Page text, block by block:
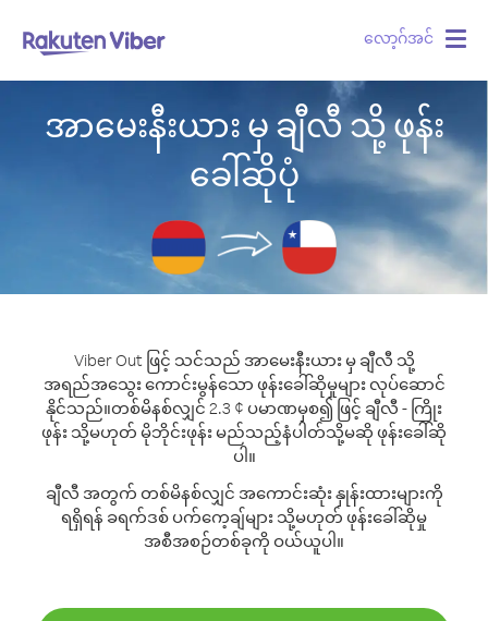
လော့ဂ်အင်
အာမေးနီးယား မှ ချီလီ သို့ ဖုန်း
ခေါ်ဆိုပုံ
Viber Out ဖြင့် သင်သည် အာမေးနီးယား မှ ချီလီ သို့
အရည်အသွေး ကောင်းမွန်သော ဖုန်းခေါ်ဆိုမှုများ လုပ်ဆောင်
နိုင်သည်။တစ်မိနစ်လျှင် 2.3 ¢ ပမာဏမှစ၍ ဖြင့် ချီလီ - ကြိုး
ဖုန်း သို့မဟုတ် မိုဘိုင်းဖုန်း မည်သည့်နံပါတ်သို့မဆို ဖုန်းခေါ်ဆို
ပါ။
ချီလီ အတွက် တစ်မိနစ်လျှင် အကောင်းဆုံး နှုန်းထားများကို
ရရှိရန် ခရက်ဒစ် ပက်ကေ့ချ်များ သို့မဟုတ် ဖုန်းခေါ်ဆိုမှု
အစီအစဉ်တစ်ခုကို ဝယ်ယူပါ။